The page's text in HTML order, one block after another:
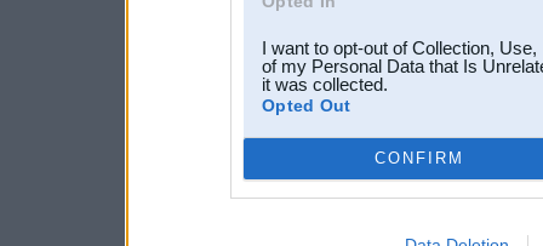
I want to opt-out of Collection,
of my Personal Data that Is
it was collected.
Opted Out
CONFIRM